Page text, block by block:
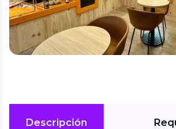
Descripción